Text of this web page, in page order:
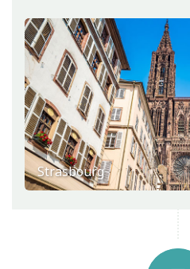
Strasbourg